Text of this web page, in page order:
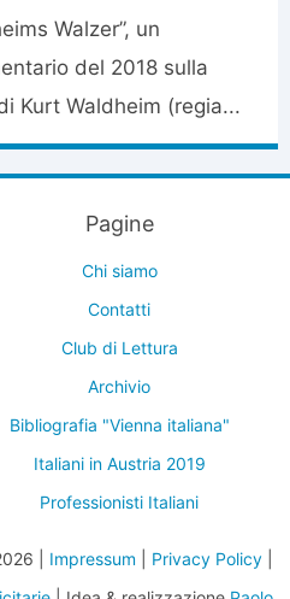
Walzer”, un
del 2018 sulla
Kurt Waldheim (regia...
Pagine
Chi siamo
Contatti
Club di Lettura
Archivio
Bibliografia "Vienna italiana"
Italiani in Austria 2019
Professionisti Italiani
| Impressum Privacy Policy|